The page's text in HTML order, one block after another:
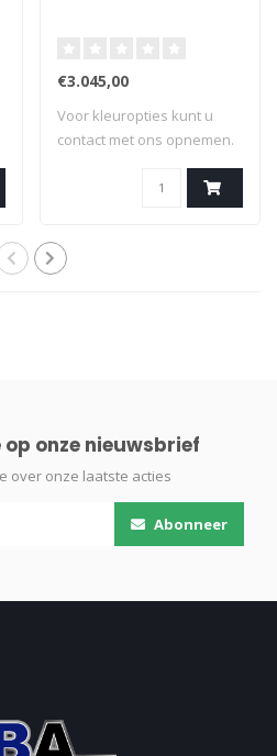
€3.045,00
Voor kleuropties kunt u
contact met ons opnemen.
onze nieuwsbrief
over onze laatste acties
Abonneer